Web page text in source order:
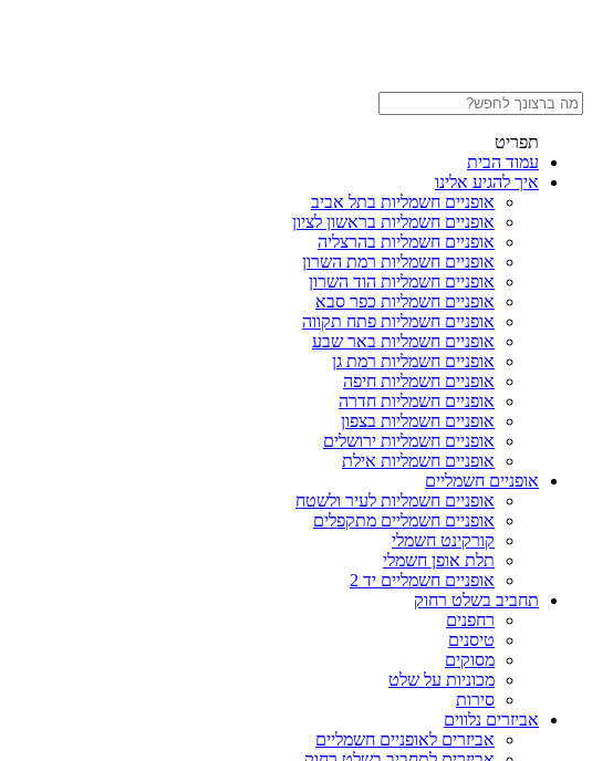
תפריט
עמוד הבית
איך להגיע אלינו
אופניים חשמליות בתל אביב
אופניים חשמליות בראשון לציון
אופניים חשמליות בהרצליה
אופניים חשמליות רמת השרון
אופניים חשמליות הוד השרון
אופניים חשמליות כפר סבא
אופניים חשמליות פתח תקווה
אופניים חשמליות באר שבע
אופניים חשמליות רמת גן
אופניים חשמליות חיפה
אופניים חשמליות חדרה
אופניים חשמליות בצפון
אופניים חשמליות ירושלים
אופניים חשמליות אילת
אופניים חשמליים
אופניים חשמליות לעיר ולשטח
אופניים חשמליים מתקפלים
קורקינט חשמלי
תלת אופן חשמלי
אופניים חשמליים יד 2
תחביב בשלט רחוק
רחפנים
טיסנים
מסוקים
מכוניות על שלט
סירות
אביזרים נלווים
אביזרים לאופניים חשמליים